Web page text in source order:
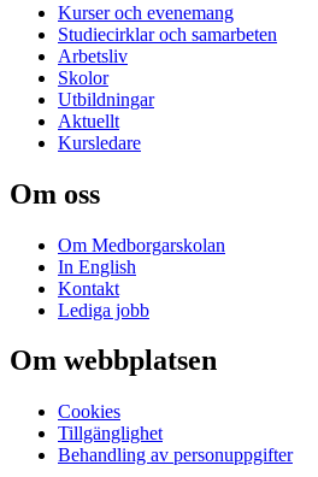
Kurser och evenemang
Studiecirklar och samarbeten
Arbetsliv
Skolor
Utbildningar
Aktuellt
Kursledare
Om oss
Om Medborgarskolan
In English
Kontakt
Lediga jobb
Om webbplatsen
Cookies
Tillgänglighet
Behandling av personuppgifter